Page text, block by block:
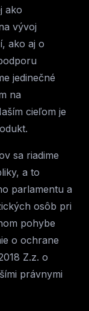
ako
vývoj
ako aj o
jedinečné
na
cieľom je
sa riadime
a to
parlamentu a
osôb pri
pohybe
o ochrane
Z.z. o
právnymi